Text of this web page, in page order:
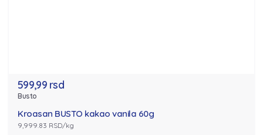
599,99 rsd
Busto
Kroasan BUSTO kakao vanila 60g
9,999.83 RSD/kg